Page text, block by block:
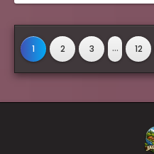
1 2 3 ... 12